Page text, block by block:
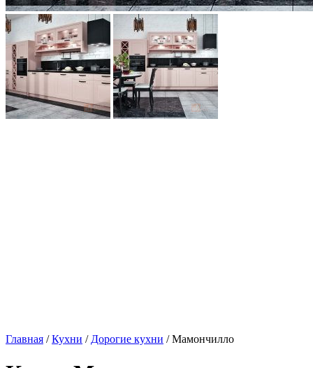
Главная /Кухни / Дорогие кухни / Мамончилло